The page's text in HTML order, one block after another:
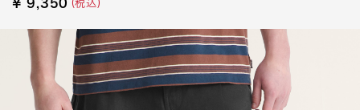
¥ 9,350 (税込)